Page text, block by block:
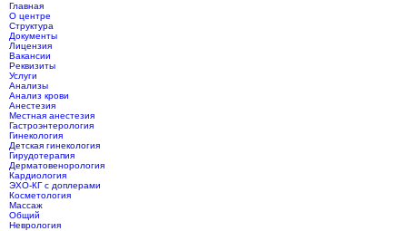
Главная
О центре
Структура
Документы
Лицензия
Вакансии
Реквизиты
Услуги
Анализы
Анализ крови
Анестезия
Местная анестезия
Гастроэнтерология
Гинекология
Детская гинекология
Гирудотерапия
Дерматовенорология
Кардиология
ЭХО-КГ с доплерами
Косметология
Массаж
Общий
Неврология